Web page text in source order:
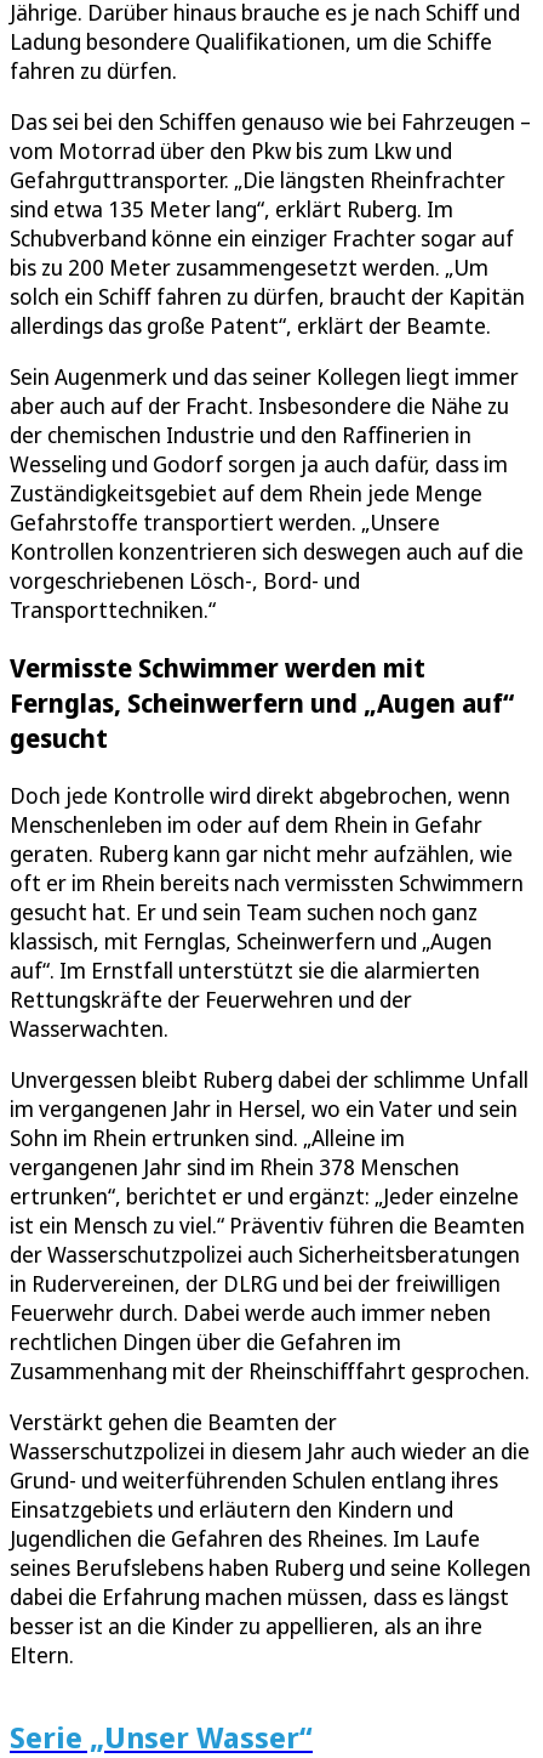
Jährige. Darüber hinaus brauche es je nach Schiff und
Ladung besondere Qualifikationen, um die Schiffe
fahren zu dürfen.
Das sei bei den Schiffen genauso wie bei Fahrzeugen –
vom Motorrad über den Pkw bis zum Lkw und
Gefahrguttransporter. „Die längsten Rheinfrachter
sind etwa 135 Meter lang“, erklärt Ruberg. Im
Schubverband könne ein einziger Frachter sogar auf
bis zu 200 Meter zusammengesetzt werden. „Um
solch ein Schiff fahren zu dürfen, braucht der Kapitän
allerdings das große Patent“, erklärt der Beamte.
Sein Augenmerk und das seiner Kollegen liegt immer
aber auch auf der Fracht. Insbesondere die Nähe zu
der chemischen Industrie und den Raffinerien in
Wesseling und Godorf sorgen ja auch dafür, dass im
Zuständigkeitsgebiet auf dem Rhein jede Menge
Gefahrstoffe transportiert werden. „Unsere
Kontrollen konzentrieren sich deswegen auch auf die
vorgeschriebenen Lösch-, Bord- und
Transporttechniken.“
Vermisste Schwimmer werden mit
Fernglas, Scheinwerfern und „Augen auf“
gesucht
Doch jede Kontrolle wird direkt abgebrochen, wenn
Menschenleben im oder auf dem Rhein in Gefahr
geraten. Ruberg kann gar nicht mehr aufzählen, wie
oft er im Rhein bereits nach vermissten Schwimmern
gesucht hat. Er und sein Team suchen noch ganz
klassisch, mit Fernglas, Scheinwerfern und „Augen
auf“. Im Ernstfall unterstützt sie die alarmierten
Rettungskräfte der Feuerwehren und der
Wasserwachten.
Unvergessen bleibt Ruberg dabei der schlimme Unfall
im vergangenen Jahr in Hersel, wo ein Vater und sein
Sohn im Rhein ertrunken sind. „Alleine im
vergangenen Jahr sind im Rhein 378 Menschen
ertrunken“, berichtet er und ergänzt: „Jeder einzelne
ist ein Mensch zu viel.“ Präventiv führen die Beamten
der Wasserschutzpolizei auch Sicherheitsberatungen
in Rudervereinen, der DLRG und bei der freiwilligen
Feuerwehr durch. Dabei werde auch immer neben
rechtlichen Dingen über die Gefahren im
Zusammenhang mit der Rheinschifffahrt gesprochen.
Verstärkt gehen die Beamten der
Wasserschutzpolizei in diesem Jahr auch wieder an die
Grund- und weiterführenden Schulen entlang ihres
Einsatzgebiets und erläutern den Kindern und
Jugendlichen die Gefahren des Rheines. Im Laufe
seines Berufslebens haben Ruberg und seine Kollegen
dabei die Erfahrung machen müssen, dass es längst
besser ist an die Kinder zu appellieren, als an ihre
Eltern.
Serie „Unser Wasser“